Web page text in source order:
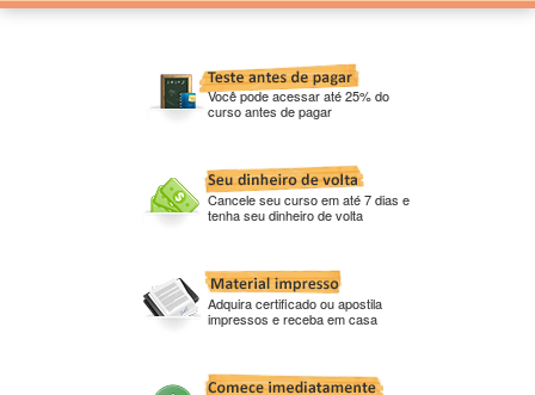
Você pode acessar até 25% do
curso antes de pagar
Cancele seu curso em até 7 dias e
tenha seu dinheiro de volta
Adquira certificado ou apostila
impressos e receba em casa